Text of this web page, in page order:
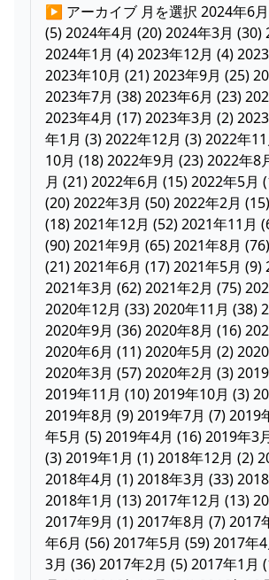
▶ アーカイブ 月を選択 2024年6
(5) 2024年4月 (20) 2024年3月 (30)
2024年1月 (4) 2023年12月 (4)
2023年10月 (21) 2023年9月 (25)
2023年7月 (38) 2023年6月 (23)
2023年4月 (17) 2023年3月 (2)
年1月 (3) 2022年12月 (3) 2022年
10月 (18) 2022年9月 (23) 2022年8
月 (21) 2022年6月 (15) 2022年5月
(20) 2022年3月 (50) 2022年2月
(18) 2021年12月 (52) 2021年11月
(90) 2021年9月 (65) 2021年8月
(21) 2021年6月 (17) 2021年5月 (9)
2021年3月 (62) 2021年2月 (75)
2020年12月 (33) 2020年11月 (38)
2020年9月 (36) 2020年8月 (16)
2020年6月 (11) 2020年5月 (2)
2020年3月 (57) 2020年2月 (3)
2019年11月 (10) 2019年10月 (3)
2019年8月 (9) 2019年7月 (7) 2019
年5月 (5) 2019年4月 (16) 2019年3
(3) 2019年1月 (1) 2018年12月 (2)
2018年4月 (1) 2018年3月 (33)
2018年1月 (13) 2017年12月 (13)
2017年9月 (1) 2017年8月 (7) 2017
年6月 (56) 2017年5月 (59) 2017年
3月 (36) 2017年2月 (5) 2017年1月